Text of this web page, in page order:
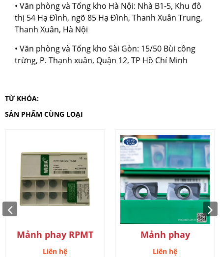
Đặt hàng ngay
• Văn phòng và Tổng kho Hà Nội: Nhà B1-5, Khu đô
thị 54 Hạ Đình, ngõ 85 Hạ Đình, Thanh Xuân Trung,
Thanh Xuân, Hà Nội
• Văn phòng và Tổng kho Sài Gòn: 15/50 Bùi công
trừng, P. Thạnh xuân, Quận 12, TP Hồ Chí Minh
TỪ KHÓA:
SẢN PHẨM CÙNG LOẠI
Mảnh phay RPMT
Liên hệ
Mảnh phay
Liên hệ